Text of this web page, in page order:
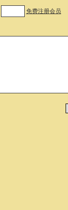
免费注册会员